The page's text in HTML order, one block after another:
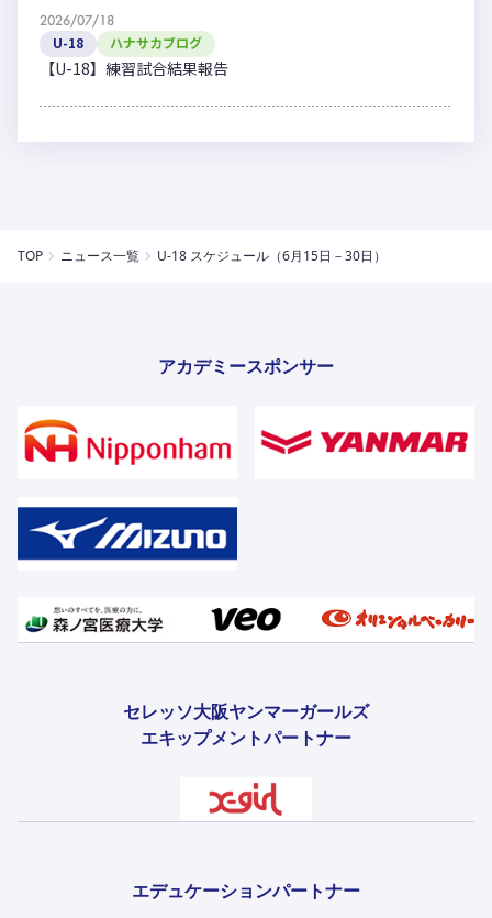
2026/07/18
U-18 ハナサカブログ
【U-18】練習試合結果報告
TOP ニュース一覧 U-18 スケジュール（6月15日－30日）
アカデミースポンサー
セレッソ大阪ヤンマーガールズ
エキップメントパートナー
エデュケーションパートナー